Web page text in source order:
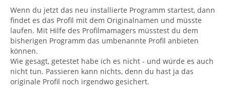
Wenn du jetzt das neu installierte Programm startest, dann
findet es das Profil mit dem Originalnamen und müsste
laufen. Mit Hilfe des Profilmamagers müsstest du dem
bisherigen Programm das umbenannte Profil anbieten
können.
Wie gesagt, getestet habe ich es nicht - und würde es auch
nicht tun. Passieren kann nichts, denn du hast ja das
originale Profil noch irgendwo gesichert.